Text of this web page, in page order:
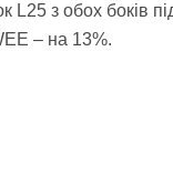
з обох боків
– на 13%.